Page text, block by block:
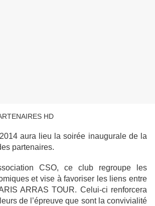
aura lieu la soirée inaugurale de la
partenaires.
CSO, ce club regroupe les
et vise à favoriser les liens entre
ARRAS TOUR. Celui-ci renforcera
de l’épreuve que sont la convivialité